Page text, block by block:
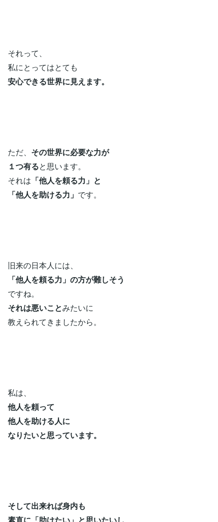
それって、
私にとってはとても
安心できる世界に見えます。
ただ、 その世界に必要な力が
１つ有ると思います。
それは 「他人を頼る力」と
「他人を助ける力」 です。
旧来の日本人には、
「他人を頼る力」の方が難しそう
ですね。
それは悪いことみたいに
教えられてきましたから。
私は、
他人を頼って
他人を助ける人に
なりたいと思っています。
そして出来れば身内も
素直に 「助けたい」と思いたいし、